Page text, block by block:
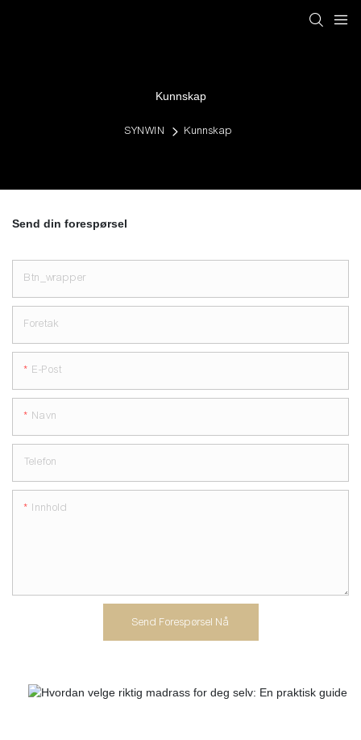
Kunnskap
SYNWIN Kunnskap
Send din forespørsel
Btn_wrapper
Foretak
E-Post
Navn
Telefon
Innhold
Send Forespørsel Nå